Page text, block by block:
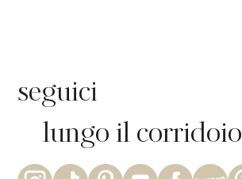
seguici
lungo il corridoio